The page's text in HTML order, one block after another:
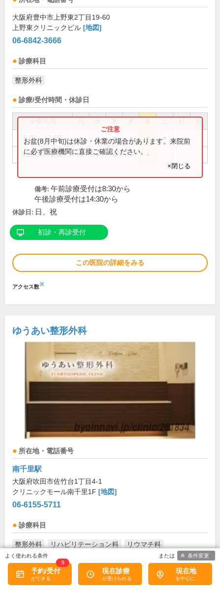
大阪府豊中市上野東2丁目19-60
上野東クリニックビル [地図]
06-6842-3666
診療科目
整形外科
診療/受付時間・休診日
祝
9:00～12:00 ● ● ● ● ●
15:00～18:00 ● ● ● ●
お盆(8月中旬)は休診・休業の場合があります。来院前
に必ず医療機関に直接ご確認ください。
×閉じる
備考: 午前診療受付は8:30から
午後診療受付は14:30から
休診日: 日、祝
初診・再診受付
この医院の詳細をみる
アクセス数※
ゆうあい整形外科
所在地・電話番号
南千里駅
大阪府吹田市佐竹台1丁目4-1
クリニックモール南千里1F [地図]
06-6155-5711
診療科目
整形外科 リハビリテーション科 リウマチ科
診療/受付時間・休診日
診療時間 月 火 水 木 金 土 日 祝
予約/受付
9
現在診療 現在地
条件変更